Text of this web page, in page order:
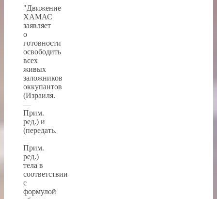
"Движение
ХАМАС
заявляет
о
готовности
освободить
всех
живых
заложников
оккупантов
(Израиля.
—
Прим.
ред.) и
(передать.
—
Прим.
ред.)
тела в
соответствии
с
формулой